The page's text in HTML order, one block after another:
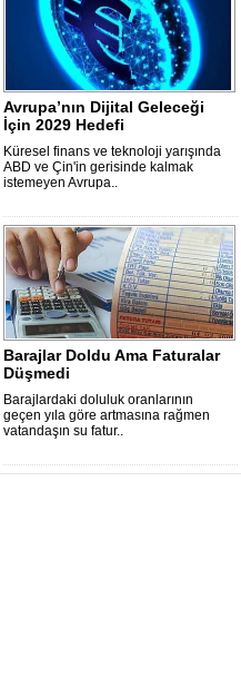
Avrupa’nın Dijital Geleceği
İçin 2029 Hedefi
Küresel finans ve teknoloji yarışında
ABD ve Çin'in gerisinde kalmak
istemeyen Avrupa..
Barajlar Doldu Ama Faturalar
Düşmedi
Barajlardaki doluluk oranlarının
geçen yıla göre artmasına rağmen
vatandaşın su fatur..